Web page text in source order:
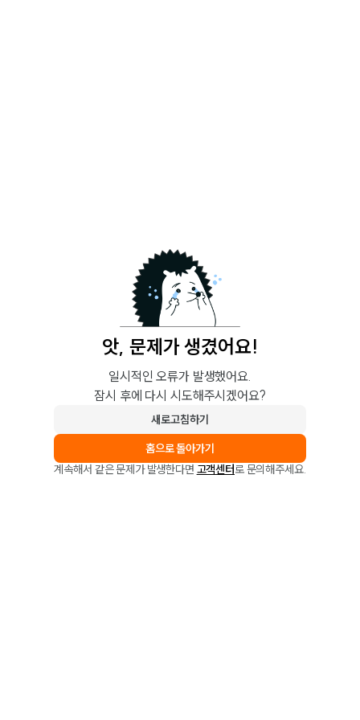
앗, 문제가 생겼어요!
일시적인 오류가 발생했어요.
잠시 후에 다시 시도해주시겠어요?
새로고침하기
홈으로 돌아가기
계속해서 같은 문제가 발생한다면 고객센터로 문의해주세요.